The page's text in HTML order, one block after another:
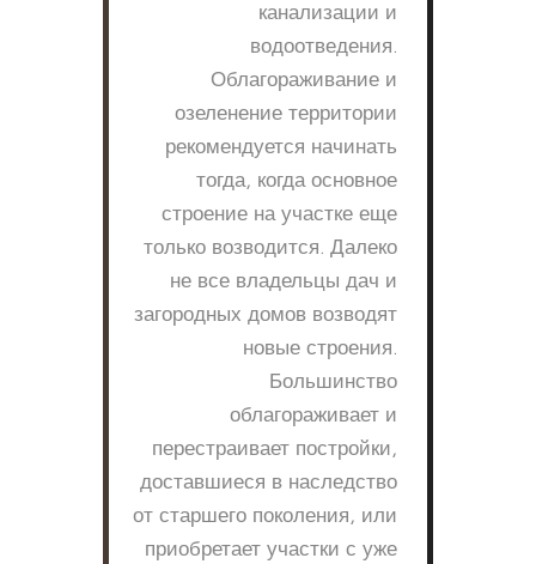
канализации и
водоотведения.
Облагораживание и
озеленение территории
рекомендуется начинать
тогда, когда основное
строение на участке еще
только возводится. Далеко
не все владельцы дач и
загородных домов возводят
новые строения.
Большинство
облагораживает и
перестраивает постройки,
доставшиеся в наследство
от старшего поколения, или
приобретает участки с уже